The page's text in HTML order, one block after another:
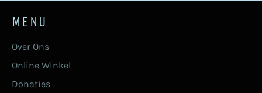
MENU
Over Ons
Online Winkel
Donaties